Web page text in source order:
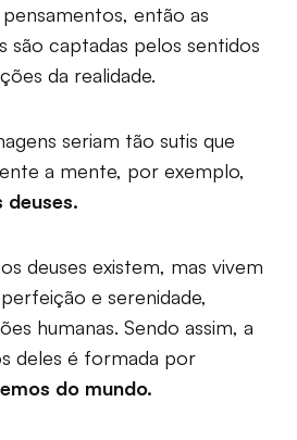
então as
são captadas pelos sentidos
da realidade.
seriam tão sutis que
a mente, por exemplo,
deuses.
deuses existem, mas vivem
e serenidade,
humanas. Sendo assim, a
deles é formada por
do mundo.